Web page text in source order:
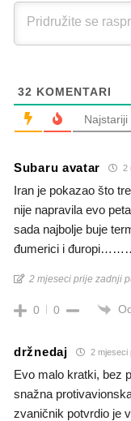
32 KOMENTARI
Najstariji
Subaru avatar 2
Iran je pokazao što
nije napravila evo
sada najbolje buje
đumerici i
2 mjeseci prije zadnji
0 0
držnedaj 2 mjeseci
Evo malo kratki, bez
snažna
zvaničnik potvrdio je